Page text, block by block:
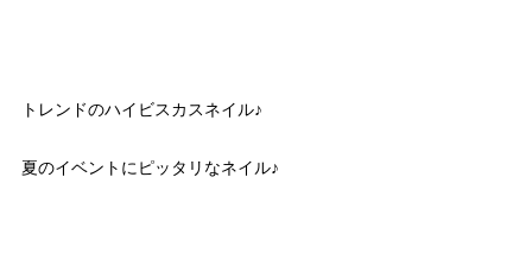
トレンドのハイビスカスネイル♪
夏のイベントにピッタリなネイル♪